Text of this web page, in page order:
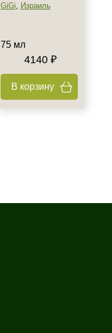
GiGi, Израиль
75 мл
4140 ₽
В корзину